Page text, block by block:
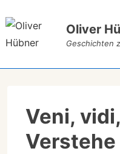
Oliver
Geschichten
Veni,